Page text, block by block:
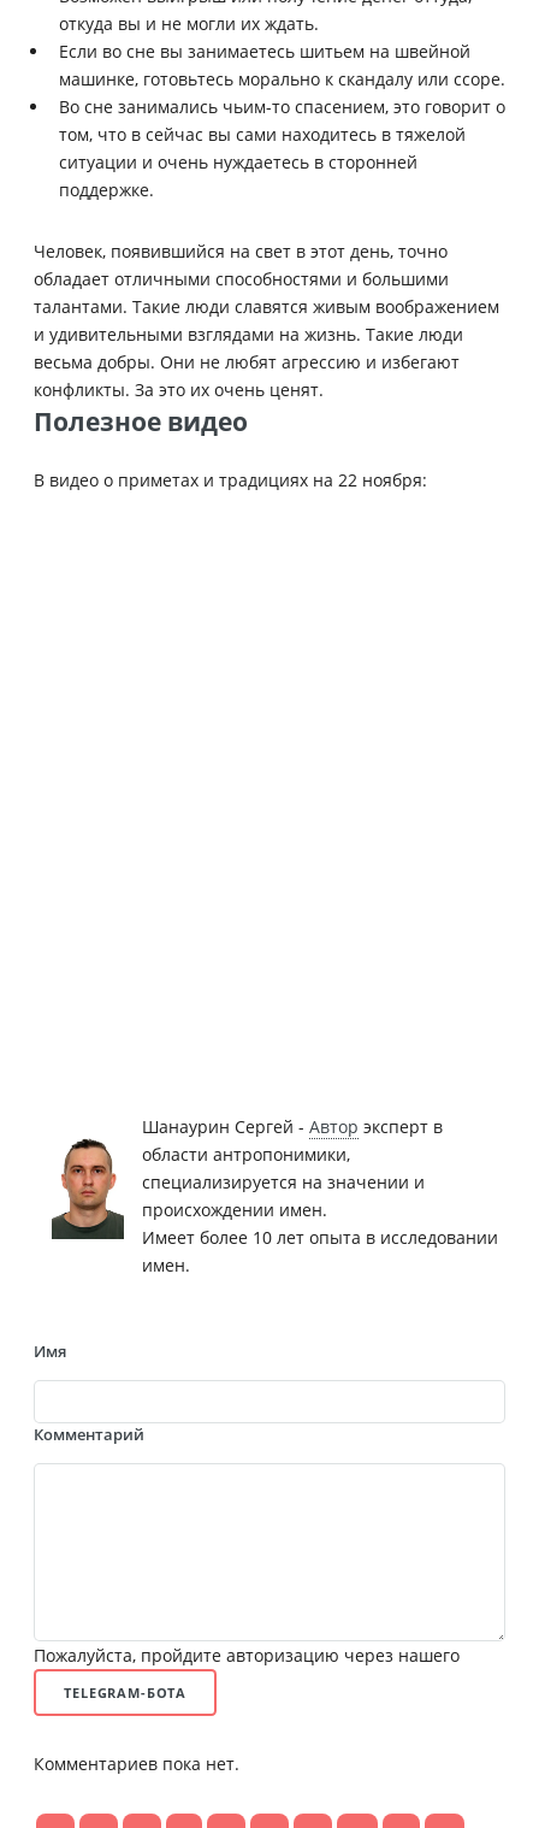
откуда вы и не могли их ждать.
Если во сне вы занимаетесь шитьем на швейной
машинке, готовьтесь морально к скандалу или ссоре.
Во сне занимались чьим-то спасением, это говорит о
том, что в сейчас вы сами находитесь в тяжелой
ситуации и очень нуждаетесь в сторонней
поддержке.
Человек, появившийся на свет в этот день, точно
обладает отличными способностями и большими
талантами. Такие люди славятся живым воображением
и удивительными взглядами на жизнь. Такие люди
весьма добры. Они не любят агрессию и избегают
конфликты. За это их очень ценят.
Полезное видео
В видео о приметах и традициях на 22 ноября:
Шанаурин Сергей - Автор эксперт в
области антропонимики,
специализируется на значении и
происхождении имен.
Имеет более 10 лет опыта в исследовании
имен.
Имя
Комментарий
Пожалуйста, пройдите авторизацию через нашего
TELEGRAM-БОТА
Комментариев пока нет.